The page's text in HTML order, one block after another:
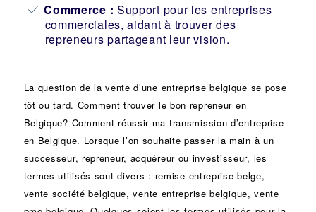
Commerce : Support pour les entreprises
commerciales, aidant à trouver des
repreneurs partageant leur vision.
La question de la vente d’une entreprise belgique se pose
tôt ou tard. Comment trouver le bon repreneur en
Belgique? Comment réussir ma transmission d’entreprise
en Belgique. Lorsque l’on souhaite passer la main à un
successeur, repreneur, acquéreur ou investisseur, les
termes utilisés sont divers : remise entreprise belge,
vente société belgique, vente entreprise belgique, vente